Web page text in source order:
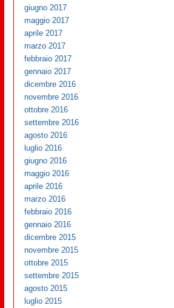
giugno 2017
maggio 2017
aprile 2017
marzo 2017
febbraio 2017
gennaio 2017
dicembre 2016
novembre 2016
ottobre 2016
settembre 2016
agosto 2016
luglio 2016
giugno 2016
maggio 2016
aprile 2016
marzo 2016
febbraio 2016
gennaio 2016
dicembre 2015
novembre 2015
ottobre 2015
settembre 2015
agosto 2015
luglio 2015